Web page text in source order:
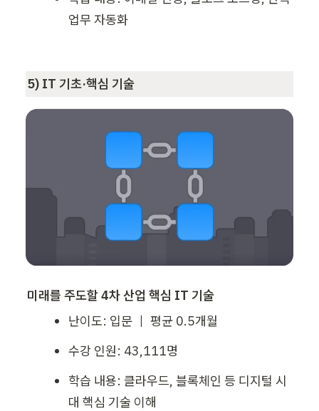
업무 자동화
5) IT 기초·핵심 기술
미래를 주도할 4차 산업 핵심 IT 기술
난이도: 입문 ｜ 평균 0.5개월
수강 인원: 43,111명
학습 내용: 클라우드, 블록체인 등 디지털 시
대 핵심 기술 이해